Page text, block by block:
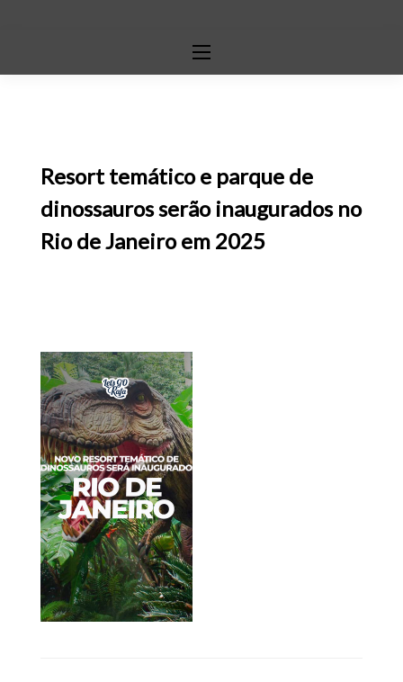
Resort temático e parque de
dinossauros serão inaugurados no
Rio de Janeiro em 2025